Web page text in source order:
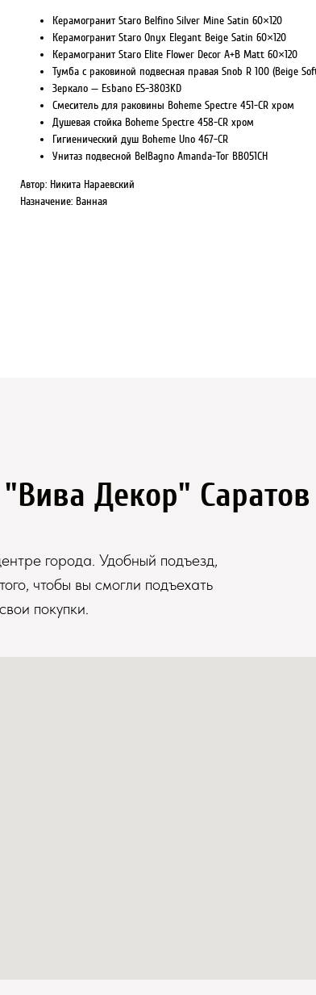
Керамогранит Staro Belfino Silver Mine Satin 60×120
Керамогранит Staro Onyx Elegant Beige Satin 60×120
Керамогранит Staro Elite Flower Decor A+B Matt 60×120
Тумба с раковиной подвесная правая Snob R 100 (Beige
Зеркало — Esbano ES-3803KD
Смеситель для раковины Boheme Spectre 451-CR хром
Душевая стойка Boheme Spectre 458-CR хром
Гигиенический душ Boheme Uno 467-CR
Унитаз подвесной BelBagno Amanda-Tor BB051CH
Автор: Никита Нараевский
Назначение: Ванная
Декор" Саратов
города. Удобный подъезд,
чтобы вы смогли подъехать
покупки.